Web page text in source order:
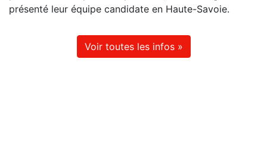
présenté leur équipe candidate en Haute-Savoie.
Voir toutes les infos »